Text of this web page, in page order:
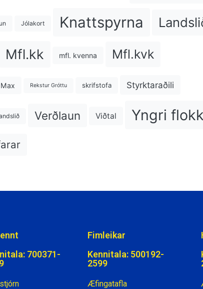
Jólakort Knattspyrna
Mfl.kk mfl. kvenna Mfl.kvk
Rekstur Gróttu skrifstofa Styrktaraðili
Verðlaun Viðtal Yngri
700371-
Fimleikar
Kennitala: 500192-
2599
Æfingatafla